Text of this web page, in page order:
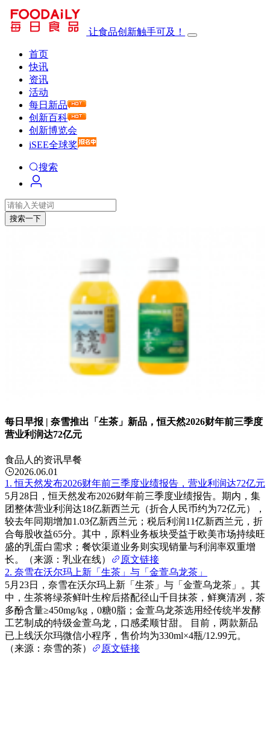
让食品创新触手可及！
首页
快讯
资讯
活动
每日新品
创新百科
创新博览会
iSEE全球奖
搜索
搜索一下
每日早报 | 奈雪推出「生茶」新品，恒天然2026财年前三季度
营业利润达72亿元
食品人的资讯早餐
2026.06.01
1. 恒天然发布2026财年前三季度业绩报告，营业利润达72亿元
5月28日，恒天然发布2026财年前三季度业绩报告。期内，集
团整体营业利润达18亿新西兰元（折合人民币约为72亿元），
较去年同期增加1.03亿新西兰元；税后利润11亿新西兰元，折
合每股收益65分。其中，原料业务板块受益于欧美市场持续旺
盛的乳蛋白需求；餐饮渠道业务则实现销量与利润率双重增
长。（来源：乳业在线）
原文链接
2. 奈雪在沃尔玛上新「生茶」与「金萱乌龙茶」
5月23日，奈雪在沃尔玛上新「生茶」与「金萱乌龙茶」。其
中，生茶将绿茶鲜叶生榨后搭配径山千目抹茶，鲜爽清冽，茶
多酚含量≥450mg/kg，0糖0脂；金萱乌龙茶选用经传统半发酵
工艺制成的特级金萱乌龙，口感柔顺甘甜。 目前，两款新品
已上线沃尔玛微信小程序，售价均为330ml×4瓶/12.99元。
（来源：奈雪的茶）
原文链接